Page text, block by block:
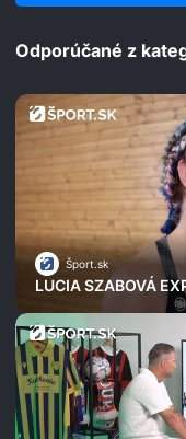
Odporúčané z
Šport.sk
LUCIA SZABOVÁ